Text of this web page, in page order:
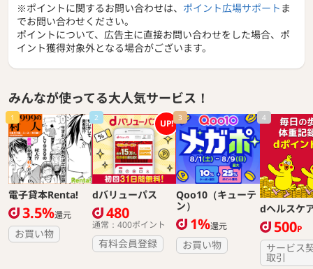
※ポイントに関するお問い合わせは、 ポイント広場サポート ま
でお問い合わせください。
ポイントについて、広告主に直接お問い合わせをした場合、ポ
イント獲得対象外となる場合がございます。
みんなが使ってる大人気サービス！
1
電子貸本Renta!
3.5%還元
お買い物
2 UP!
dバリューパス
480
通常：400ポイント
有料会員登録
3
Qoo10（キューテ
ン）
1%還元
お買い物
4
dヘルスケ
500P
サービス
取引